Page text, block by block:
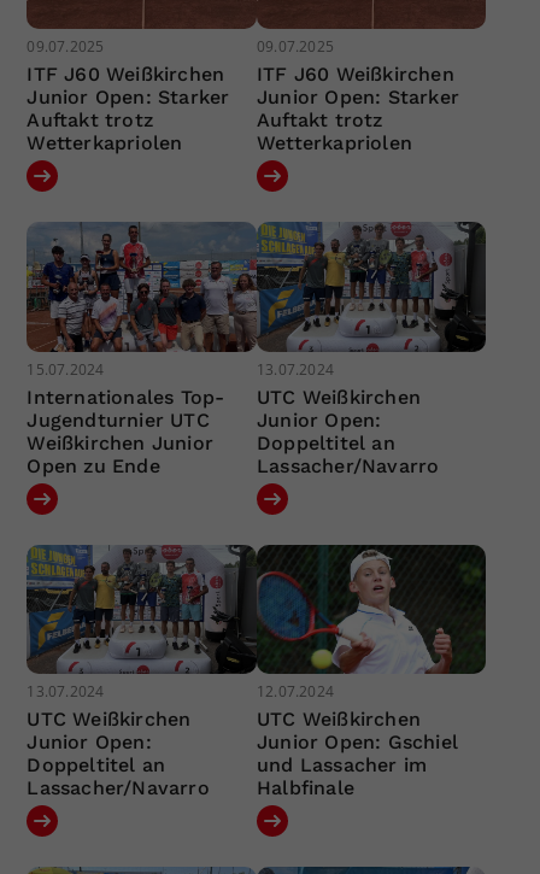
09.07.2025
ITF J60 Weißkirchen
Junior Open: Starker
Auftakt trotz
Wetterkapriolen
09.07.2025
ITF J60 Weißkirchen
Junior Open: Starker
Auftakt trotz
Wetterkapriolen
15.07.2024
Internationales Top-
Jugendturnier UTC
Weißkirchen Junior
Open zu Ende
13.07.2024
UTC Weißkirchen
Junior Open:
Doppeltitel an
Lassacher/Navarro
13.07.2024
UTC Weißkirchen
Junior Open:
Doppeltitel an
Lassacher/Navarro
12.07.2024
UTC Weißkirchen
Junior Open: Gschiel
und Lassacher im
Halbfinale